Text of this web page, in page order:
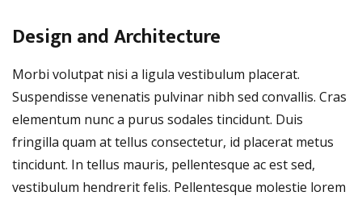
Design and Architecture
Morbi volutpat nisi a ligula vestibulum placerat.
Suspendisse venenatis pulvinar nibh sed convallis. Cras
elementum nunc a purus sodales tincidunt. Duis
fringilla quam at tellus consectetur, id placerat metus
tincidunt. In tellus mauris, pellentesque ac est sed,
vestibulum hendrerit felis. Pellentesque molestie lorem